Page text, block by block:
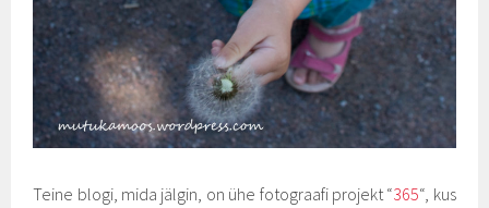
Teine blogi, mida jälgin, on ühe fotograafi projekt “365“, kus